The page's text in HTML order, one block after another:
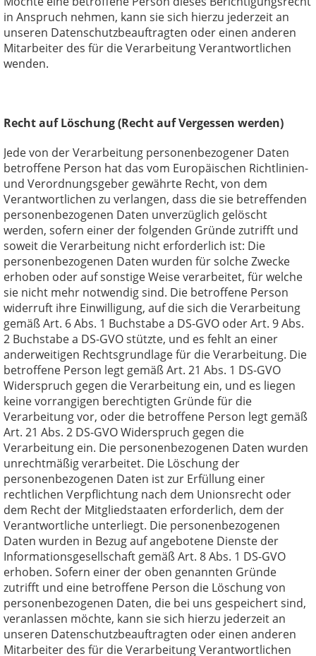
in Anspruch nehmen, kann sie sich hierzu jederzeit an
unseren Datenschutzbeauftragten oder einen anderen
Mitarbeiter des für die Verarbeitung Verantwortlichen
wenden.
Recht auf Löschung (Recht auf Vergessen werden)
Jede von der Verarbeitung personenbezogener Daten
betroffene Person hat das vom Europäischen Richtlinien-
und Verordnungsgeber gewährte Recht, von dem
Verantwortlichen zu verlangen, dass die sie betreffenden
personenbezogenen Daten unverzüglich gelöscht
werden, sofern einer der folgenden Gründe zutrifft und
soweit die Verarbeitung nicht erforderlich ist: Die
personenbezogenen Daten wurden für solche Zwecke
erhoben oder auf sonstige Weise verarbeitet, für welche
sie nicht mehr notwendig sind. Die betroffene Person
widerruft ihre Einwilligung, auf die sich die Verarbeitung
gemäß Art. 6 Abs. 1 Buchstabe a DS-GVO oder Art. 9 Abs.
2 Buchstabe a DS-GVO stützte, und es fehlt an einer
anderweitigen Rechtsgrundlage für die Verarbeitung. Die
betroffene Person legt gemäß Art. 21 Abs. 1 DS-GVO
Widerspruch gegen die Verarbeitung ein, und es liegen
keine vorrangigen berechtigten Gründe für die
Verarbeitung vor, oder die betroffene Person legt gemäß
Art. 21 Abs. 2 DS-GVO Widerspruch gegen die
Verarbeitung ein. Die personenbezogenen Daten wurden
unrechtmäßig verarbeitet. Die Löschung der
personenbezogenen Daten ist zur Erfüllung einer
rechtlichen Verpflichtung nach dem Unionsrecht oder
dem Recht der Mitgliedstaaten erforderlich, dem der
Verantwortliche unterliegt. Die personenbezogenen
Daten wurden in Bezug auf angebotene Dienste der
Informationsgesellschaft gemäß Art. 8 Abs. 1 DS-GVO
erhoben. Sofern einer der oben genannten Gründe
zutrifft und eine betroffene Person die Löschung von
personenbezogenen Daten, die bei uns gespeichert sind,
veranlassen möchte, kann sie sich hierzu jederzeit an
unseren Datenschutzbeauftragten oder einen anderen
Mitarbeiter des für die Verarbeitung Verantwortlichen